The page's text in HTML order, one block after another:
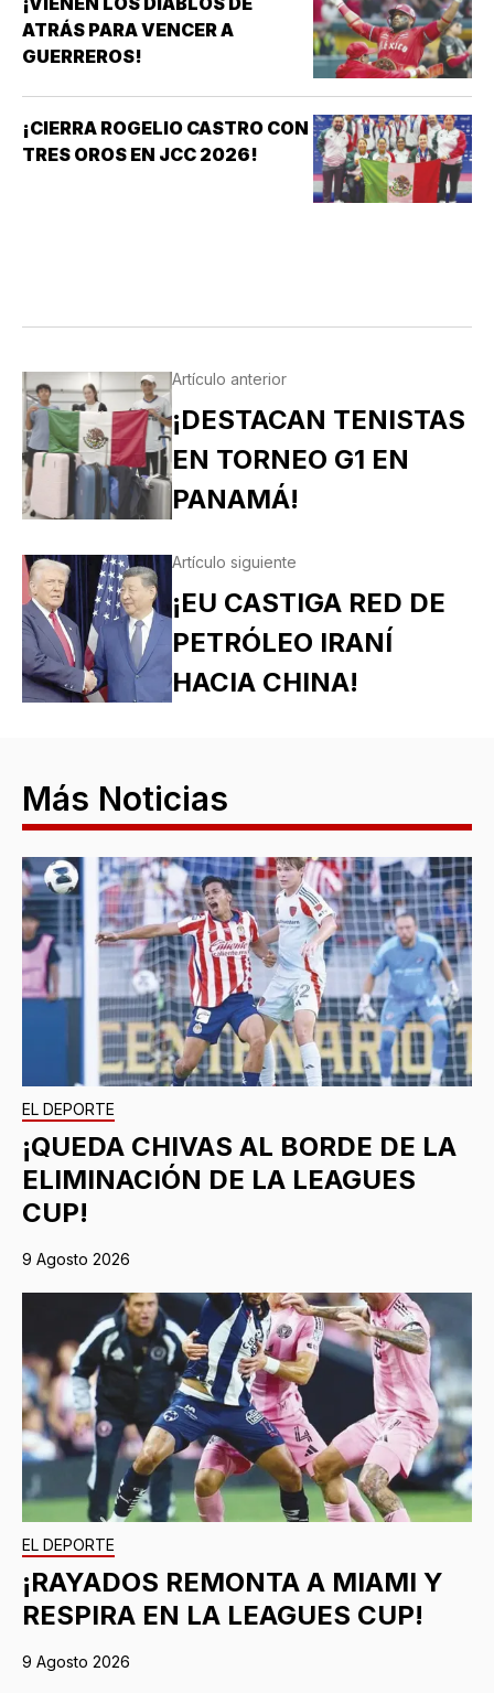
ATRÁS PARA VENCER A
GUERREROS!
¡CIERRA ROGELIO CASTRO CON
TRES OROS EN JCC 2026!
Artículo anterior
¡DESTACAN TENISTAS
EN TORNEO G1 EN
PANAMÁ!
Artículo siguiente
¡EU CASTIGA RED DE
PETRÓLEO IRANÍ
HACIA CHINA!
Más Noticias
EL DEPORTE
¡QUEDA CHIVAS AL BORDE DE LA
ELIMINACIÓN DE LA LEAGUES
CUP!
9 Agosto 2026
EL DEPORTE
¡RAYADOS REMONTA A MIAMI Y
RESPIRA EN LA LEAGUES CUP!
9 Agosto 2026